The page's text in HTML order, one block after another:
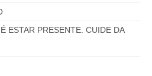
ESTAR PRESENTE. CUIDE DA